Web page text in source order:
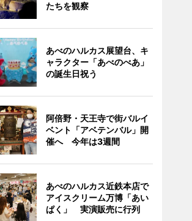
たちを観察
あべのハルカス展望台、キ
ャラクター「あべのべあ」
の誕生日祝う
阿倍野・天王寺で街バルイ
ベント「アベテンバル」開
催へ 今年は3週間
あべのハルカス近鉄本店で
アイスクリーム万博「あい
ぱく」 実演販売に行列